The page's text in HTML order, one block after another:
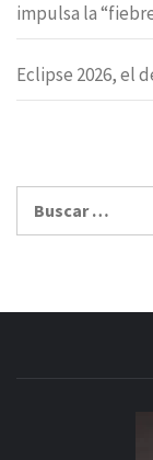
impulsa la
Eclipse 2026, el